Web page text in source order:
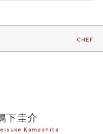
CHEF
下圭介
Kamoshita